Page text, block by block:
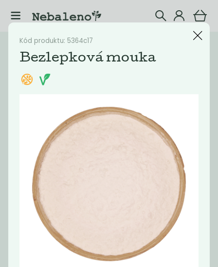
Katalog Potraviny
Filtrovat produkty
Nejlevnější Nejdražší
Prášek kypřící -
bez lepku BIO
Škrob kukuřičný
BIO
Kód produktu: 5364c17
Bezlepková mouka